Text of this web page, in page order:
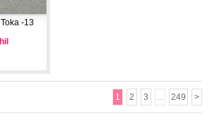
-13
1 2 3 ... 249 >